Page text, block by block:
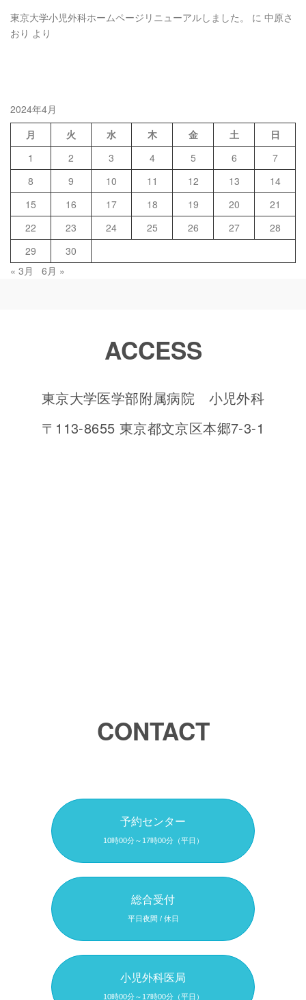
東京大学小児外科ホームページリニューアルしました。 に 中原さ
おり より
2024年4月
月
火 水 木 金 土
日
1
2 3 4 5 6
7
8
9 10 11 12 13
14
15
16 17 18 19 20
21
22
23 24 25 26 27
28
29
30
« 3月
6月 »
ACCESS
東京大学医学部附属病院 小児外科
〒113-8655 東京都文京区本郷7-3-1
CONTACT
予約センター
10時00分～17時00分（平日）
総合受付
平日夜間 / 休日
小児外科医局
10時00分～17時00分（平日）